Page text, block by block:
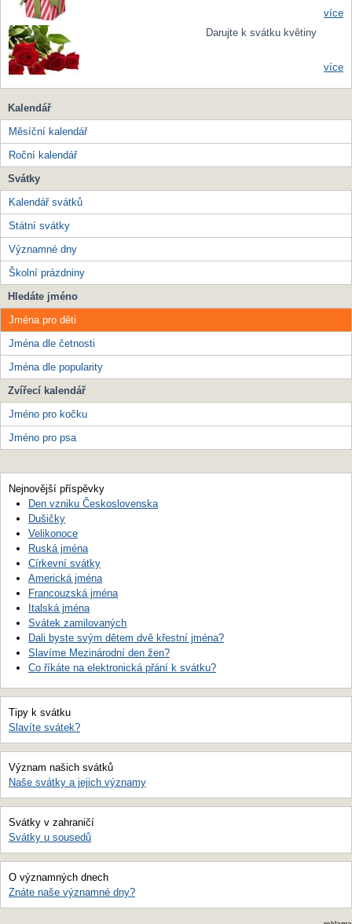
více
Darujte k svátku květiny
více
Kalendář
Měsíční kalendář
Roční kalendář
Svátky
Kalendář svátků
Státní svátky
Významné dny
Školní prázdniny
Hledáte jméno
Jména pro děti
Jména dle četnosti
Jména dle popularity
Zvířecí kalendář
Jméno pro kočku
Jméno pro psa
Nejnovější příspěvky
Den vzniku Československa
Dušičky
Velikonoce
Ruská jména
Církevní svátky
Americká jména
Francouzská jména
Italská jména
Svátek zamilovaných
Dali byste svým dětem dvě křestní jména?
Slavíme Mezinárodní den žen?
Co říkáte na elektronická přání k svátku?
Tipy k svátku
Slavíte svátek?
Význam našich svátků
Naše svátky a jejich významy
Svátky v zahraničí
Svátky u sousedů
O významných dnech
Znáte naše významné dny?